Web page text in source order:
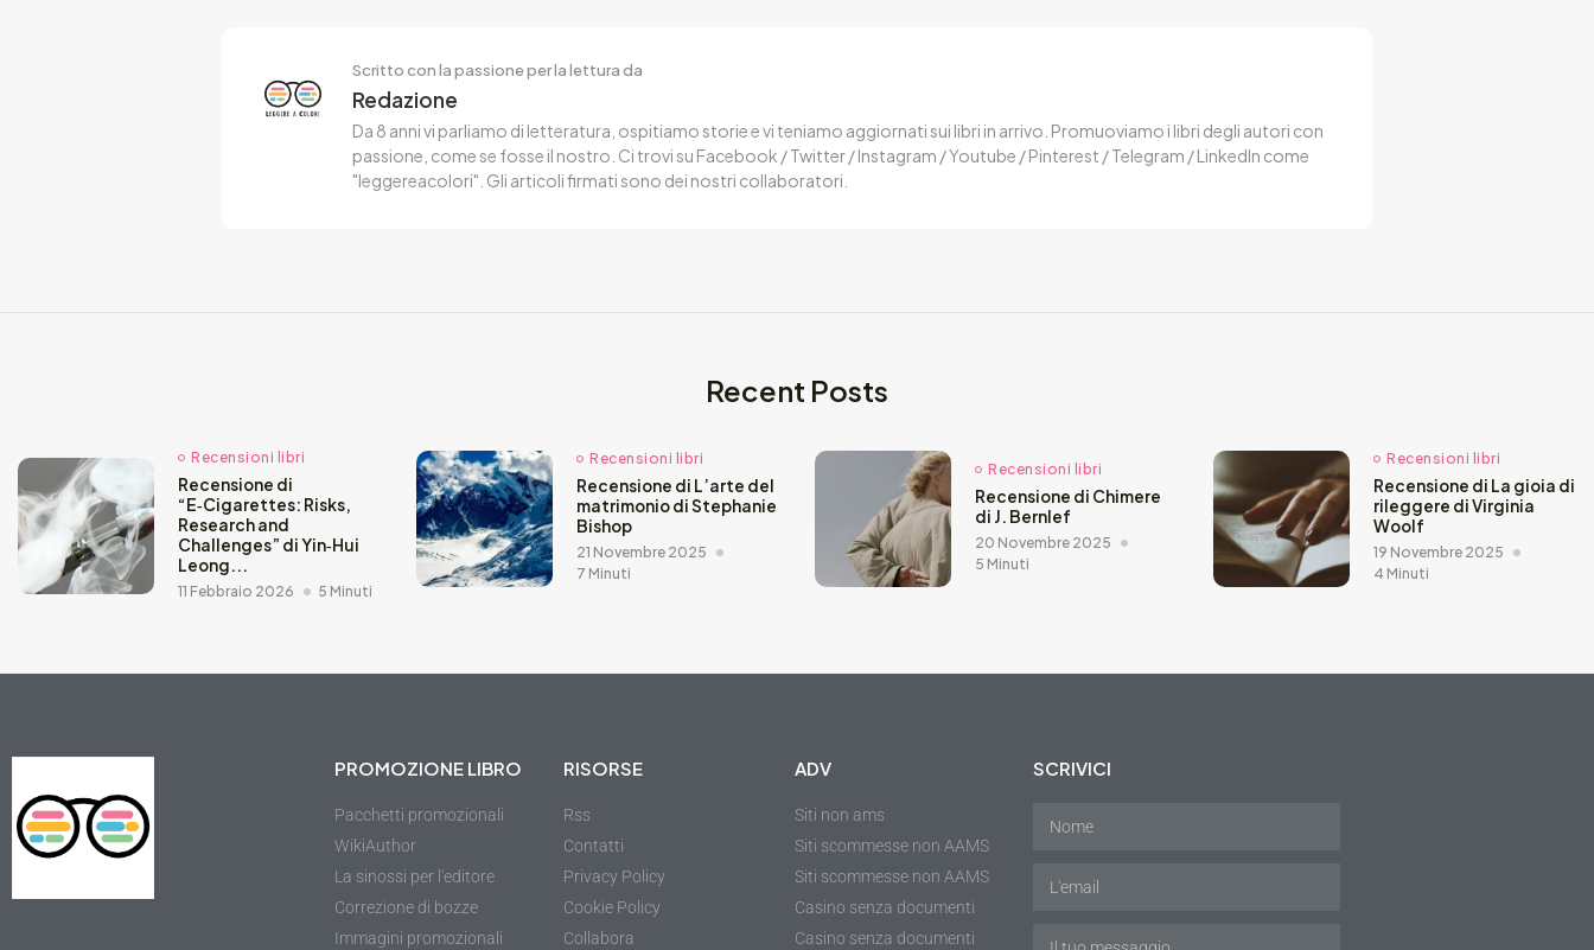
Scritto con la passione per la lettura da
Redazione
Da 8 anni vi parliamo di letteratura, ospitiamo storie e vi teniamo aggiornati sui libri in arrivo. Promuoviamo i libri degli autori con
passione, come se fosse il nostro. Ci trovi su Facebook / Twitter / Instagram / Youtube / Pinterest / Telegram / LinkedIn come
"leggereacolori". Gli articoli firmati sono dei nostri collaboratori.
Recent Posts
Recensioni libri
Recensione di
“E‑Cigarettes: Risks,
Research and
Challenges” di Yin‑Hui
Leong...
11 Febbraio 2026 5 Minuti
Recensioni libri
Recensione di L’arte del
matrimonio di Stephanie
Bishop
21 Novembre 2025
7 Minuti
Recensioni libri
Recensione di Chimere
di J. Bernlef
20 Novembre 2025
5 Minuti
Recensioni libri
Recensione di La gioia di
rileggere di Virginia
Woolf
19 Novembre 2025
4 Minuti
PROMOZIONE LIBRO
Pacchetti promozionali
WikiAuthor
La sinossi per l'editore
Correzione di bozze
Immagini promozionali
RISORSE
Rss
Contatti
Privacy Policy
Cookie Policy
Collabora
ADV
Siti non ams
Siti scommesse non AAMS
Siti scommesse non AAMS
Casino senza documenti
Casino senza documenti
SCRIVICI